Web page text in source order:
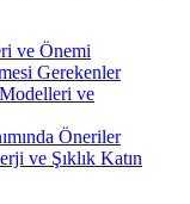
ve Önemi
Gerekenler
ve
Öneriler
ve Şıklık Katın